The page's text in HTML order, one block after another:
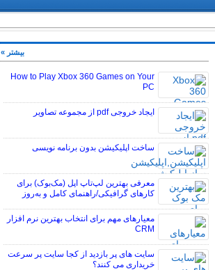
How to Play Xbox 360 Games on Your
PC
ایجاد خروجی pdf از مجموعه تصاویر
ساخت اپلیکیشن بدون برنامه نویسی
معرفی بهترین لپ‌تاپ اپل (مک‌بوک) برای
کارهای گرافیکی/راهنمای کامل و به‌روز
معیارهای مهم برای انتخاب بهترین نرم ‌افزار
CRM
سایت های پر بازدید از کجا سایت پر سرعت
خریداری می کنند؟
بیشتر »